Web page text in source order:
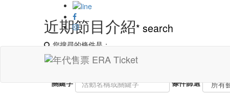
近期節目介紹* search
您搜尋的條件是：
共找到： 116筆
關鍵字
條件篩選